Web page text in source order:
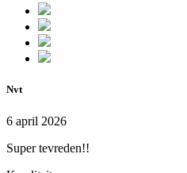
Nvt
6 april 2026
Super tevreden!!